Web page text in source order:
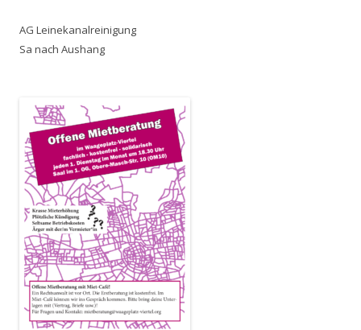
AG Leinekanalreinigung
Sa nach Aushang